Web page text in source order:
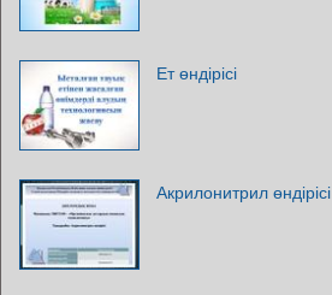
Ет өндірісі
Акрилонитрил өндірісі